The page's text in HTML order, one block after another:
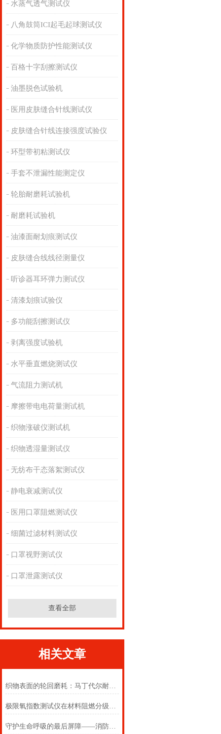
水蒸气透气测试仪
八角鼓筒ICI起毛起球测试仪
化学物质防护性能测试仪
百格十字刮擦测试仪
油墨脱色试验机
医用皮肤缝合针线测试仪
皮肤缝合针线连接强度试验仪
环型带初粘测试仪
手套不泄漏性能测定仪
轮胎耐磨耗试验机
耐磨耗试验机
油漆面耐划痕测试仪
皮肤缝合线线径测量仪
听诊器耳环弹力测试仪
清漆划痕试验仪
多功能刮擦测试仪
剥离强度试验机
水平垂直燃烧测试仪
气流阻力测试机
摩擦带电电荷量测试机
织物涨破仪测试机
织物透湿量测试仪
无纺布干态落絮测试仪
静电衰减测试仪
医用口罩阻燃测试仪
细菌过滤材料测试仪
口罩视野测试仪
口罩泄露测试仪
查看全部
相关文章
织物表面的轮回磨耗：马丁代尔耐磨仪在多点轨迹与压力恒定下的耐用叙事
极限氧指数测试仪在材料阻燃分级中的浓度边界判定
守护生命呼吸的最后屏障——消防自救呼吸器防护性能测试仪的全面检测